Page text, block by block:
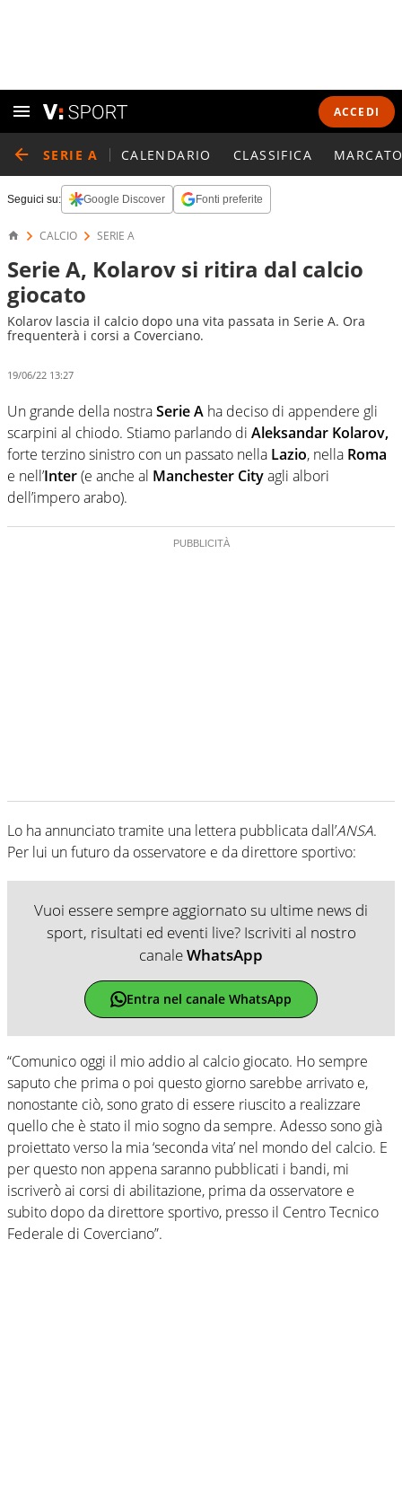
ACCEDI
SERIE A CALENDARIO CLASSIFICA
Seguici su: Google Discover Fonti preferite
CALCIO SERIE A
Serie A, Kolarov si ritira dal calcio
giocato
Kolarov lascia il calcio dopo una vita passata in Serie A. Ora
frequenterà i corsi a Coverciano.
19/06/22 13:27
Un grande della nostraSerie A ha deciso di appendere gli
scarpini al chiodo. Stiamo parlando di Aleksandar Kolarov,
forte terzino sinistro con un passato nella Lazio, nella Roma
e nell’Inter(e anche al Manchester Cityagli albori
dell’impero arabo).
Lo ha annunciato tramite una lettera pubblicata dall’ANSA.
Per lui un futuro da osservatore e da direttore sportivo:
Vuoi essere sempre aggiornato su ultime news di
sport, risultati ed eventi live? Iscriviti al nostro
canaleWhatsApp
Entra nel canale WhatsApp
“Comunico oggi il mio addio al calcio giocato. Ho sempre
saputo che prima o poi questo giorno sarebbe arrivato e,
nonostante ciò, sono grato di essere riuscito a realizzare
quello che è stato il mio sogno da sempre. Adesso sono già
proiettato verso la mia ‘seconda vita’ nel mondo del calcio. E
per questo non appena saranno pubblicati i bandi, mi
iscriverò ai corsi di abilitazione, prima da osservatore e
subito dopo da direttore sportivo, presso il Centro Tecnico
Federale di Coverciano”.